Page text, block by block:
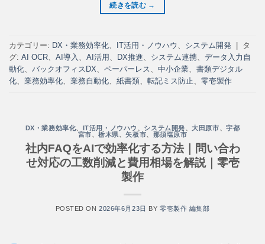
続きを読む →
カテゴリー: DX・業務効率化、 IT活用・ノウハウ 、 システム開発
タ
グ: AI OCR、 AI導入 、 AI活用 、 DX推進、 システム連携、 データ入力自
動化、 バックオフィスDX、 ペーパーレス、 中小企業、 書類デジタル
化、 業務効率化、 業務自動化、 紙書類、 転記ミス防止、 零壱製作
DX・業務効率化、 IT活用・ノウハウ 、 システム開発、大田原市、宇都
宮市、栃木県、矢板市、 那須塩原市
社内FAQをAIで効率化する方法｜問い合わ
せ対応の工数削減と費用相場を解説｜零壱
製作
POSTED ON2026年6月23日 BY 零壱製作 編集部